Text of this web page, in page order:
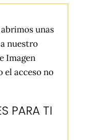
unas
nuestro
Imagen
el acceso no
PARA TI